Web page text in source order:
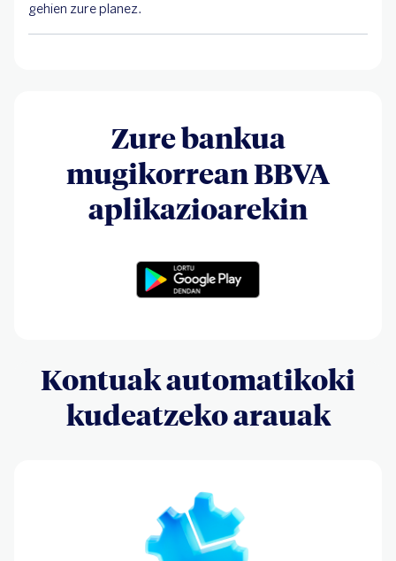
gehien zure planez.
Zure bankua
mugikorrean BBVA
aplikazioarekin
Kontuak automatikoki
kudeatzeko arauak